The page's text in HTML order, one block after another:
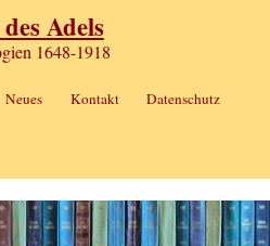
Adels
1648-1918
Neues Kontakt Datenschutz